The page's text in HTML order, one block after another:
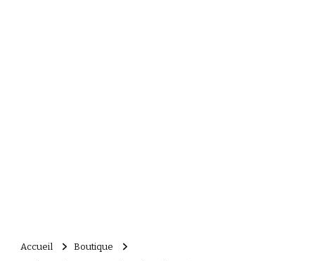
Accueil
Boutique